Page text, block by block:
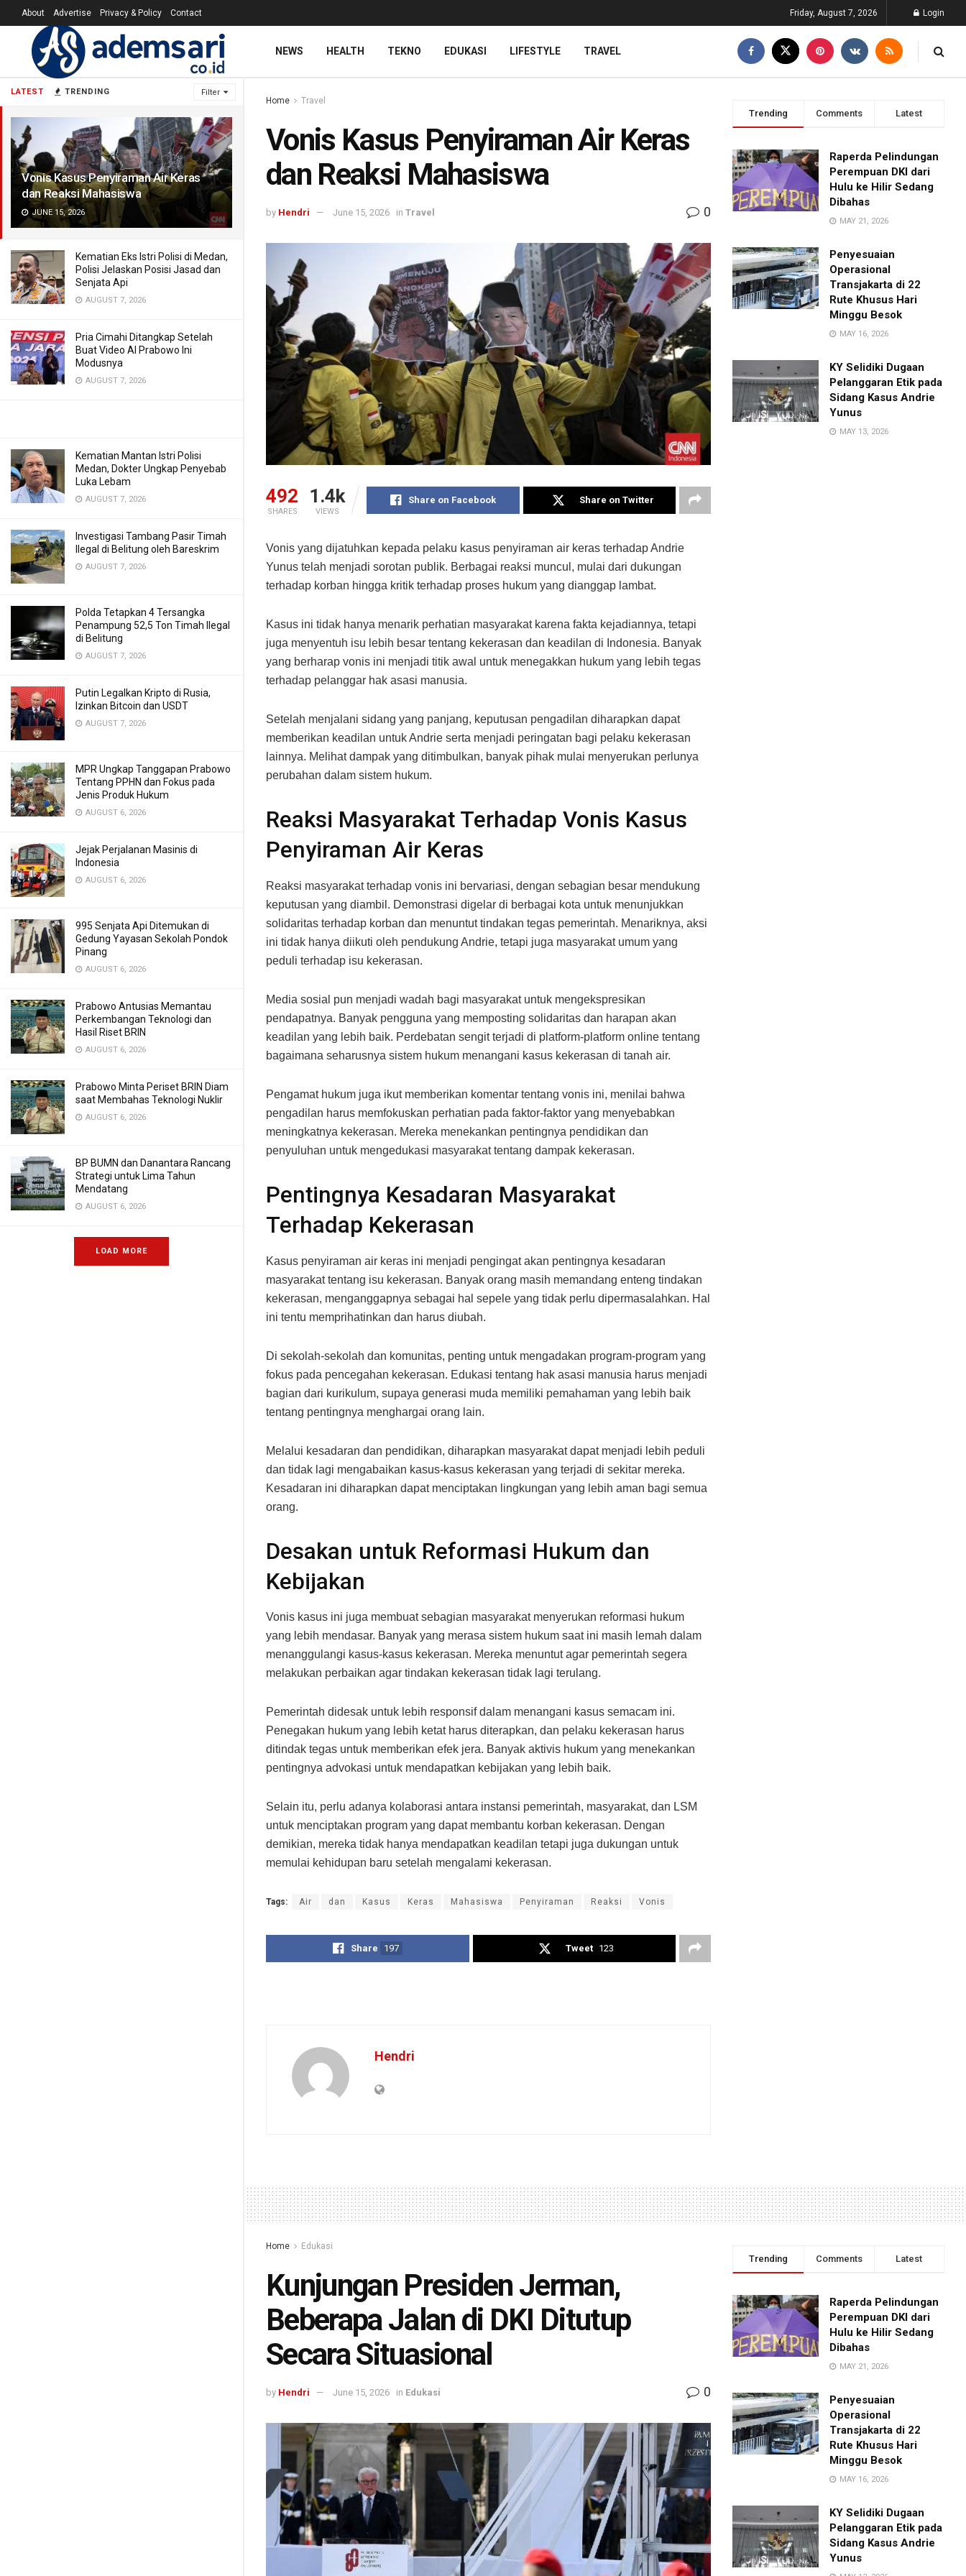
LATEST TRENDING Filter
Vonis Kasus Penyiraman Air Keras
dan Reaksi Mahasiswa
JUNE 15, 2026
Kematian Eks Istri Polisi di Medan,
Polisi Jelaskan Posisi Jasad dan
Senjata Api
AUGUST 7, 2026
Pria Cimahi Ditangkap Setelah
Buat Video AI Prabowo Ini
Modusnya
AUGUST 7, 2026
Kematian Mantan Istri Polisi
Medan, Dokter Ungkap Penyebab
Luka Lebam
AUGUST 7, 2026
Investigasi Tambang Pasir Timah
Ilegal di Belitung oleh Bareskrim
AUGUST 7, 2026
Polda Tetapkan 4 Tersangka
Penampung 52,5 Ton Timah Ilegal
di Belitung
AUGUST 7, 2026
Putin Legalkan Kripto di Rusia,
Izinkan Bitcoin dan USDT
AUGUST 7, 2026
MPR Ungkap Tanggapan Prabowo
Tentang PPHN dan Fokus pada
Jenis Produk Hukum
AUGUST 6, 2026
Jejak Perjalanan Masinis di
Indonesia
AUGUST 6, 2026
995 Senjata Api Ditemukan di
Gedung Yayasan Sekolah Pondok
Pinang
AUGUST 6, 2026
Prabowo Antusias Memantau
Perkembangan Teknologi dan
Hasil Riset BRIN
AUGUST 6, 2026
Prabowo Minta Periset BRIN Diam
saat Membahas Teknologi Nuklir
AUGUST 6, 2026
BP BUMN dan Danantara Rancang
Strategi untuk Lima Tahun
Mendatang
AUGUST 6, 2026
LOAD MORE
About Advertise Privacy & Policy Contact Friday, August 7, 2026 Login
NEWS HEALTH TEKNO EDUKASI LIFESTYLE TRAVEL
Home Travel
Vonis Kasus Penyiraman Air Keras
dan Reaksi Mahasiswa
by Hendri June 15, 2026 in Travel 0
492
SHARES
1.4k
VIEWS
Share on Facebook Share on Twitter
Vonis yang dijatuhkan kepada pelaku kasus penyiraman air keras terhadap Andrie
Yunus telah menjadi sorotan publik. Berbagai reaksi muncul, mulai dari dukungan
terhadap korban hingga kritik terhadap proses hukum yang dianggap lambat.
Kasus ini tidak hanya menarik perhatian masyarakat karena fakta kejadiannya, tetapi
juga menyentuh isu lebih besar tentang kekerasan dan keadilan di Indonesia. Banyak
yang berharap vonis ini menjadi titik awal untuk menegakkan hukum yang lebih tegas
terhadap pelanggar hak asasi manusia.
Setelah menjalani sidang yang panjang, keputusan pengadilan diharapkan dapat
memberikan keadilan untuk Andrie serta menjadi peringatan bagi pelaku kekerasan
lainnya. Melihat dampak yang ditimbulkan, banyak pihak mulai menyerukan perlunya
perubahan dalam sistem hukum.
Reaksi Masyarakat Terhadap Vonis Kasus
Penyiraman Air Keras
Reaksi masyarakat terhadap vonis ini bervariasi, dengan sebagian besar mendukung
keputusan yang diambil. Demonstrasi digelar di berbagai kota untuk menunjukkan
solidaritas terhadap korban dan menuntut tindakan tegas pemerintah. Menariknya, aksi
ini tidak hanya diikuti oleh pendukung Andrie, tetapi juga masyarakat umum yang
peduli terhadap isu kekerasan.
Media sosial pun menjadi wadah bagi masyarakat untuk mengekspresikan
pendapatnya. Banyak pengguna yang memposting solidaritas dan harapan akan
keadilan yang lebih baik. Perdebatan sengit terjadi di platform-platform online tentang
bagaimana seharusnya sistem hukum menangani kasus kekerasan di tanah air.
Pengamat hukum juga ikut memberikan komentar tentang vonis ini, menilai bahwa
pengadilan harus memfokuskan perhatian pada faktor-faktor yang menyebabkan
meningkatnya kekerasan. Mereka menekankan pentingnya pendidikan dan
penyuluhan untuk mengedukasi masyarakat tentang dampak kekerasan.
Pentingnya Kesadaran Masyarakat
Terhadap Kekerasan
Kasus penyiraman air keras ini menjadi pengingat akan pentingnya kesadaran
masyarakat tentang isu kekerasan. Banyak orang masih memandang enteng tindakan
kekerasan, menganggapnya sebagai hal sepele yang tidak perlu dipermasalahkan. Hal
ini tentu memprihatinkan dan harus diubah.
Di sekolah-sekolah dan komunitas, penting untuk mengadakan program-program yang
fokus pada pencegahan kekerasan. Edukasi tentang hak asasi manusia harus menjadi
bagian dari kurikulum, supaya generasi muda memiliki pemahaman yang lebih baik
tentang pentingnya menghargai orang lain.
Melalui kesadaran dan pendidikan, diharapkan masyarakat dapat menjadi lebih peduli
dan tidak lagi mengabaikan kasus-kasus kekerasan yang terjadi di sekitar mereka.
Kesadaran ini diharapkan dapat menciptakan lingkungan yang lebih aman bagi semua
orang.
Desakan untuk Reformasi Hukum dan
Kebijakan
Vonis kasus ini juga membuat sebagian masyarakat menyerukan reformasi hukum
yang lebih mendasar. Banyak yang merasa sistem hukum saat ini masih lemah dalam
menanggulangi kasus-kasus kekerasan. Mereka menuntut agar pemerintah segera
melakukan perbaikan agar tindakan kekerasan tidak lagi terulang.
Pemerintah didesak untuk lebih responsif dalam menangani kasus semacam ini.
Penegakan hukum yang lebih ketat harus diterapkan, dan pelaku kekerasan harus
ditindak tegas untuk memberikan efek jera. Banyak aktivis hukum yang menekankan
pentingnya advokasi untuk mendapatkan kebijakan yang lebih baik.
Selain itu, perlu adanya kolaborasi antara instansi pemerintah, masyarakat, dan LSM
untuk menciptakan program yang dapat membantu korban kekerasan. Dengan
demikian, mereka tidak hanya mendapatkan keadilan tetapi juga dukungan untuk
memulai kehidupan baru setelah mengalami kekerasan.
Tags: Air dan Kasus Keras Mahasiswa Penyiraman Reaksi Vonis
Share 197 Tweet 123
Hendri
Trending Comments Latest
Raperda Pelindungan
Perempuan DKI dari
Hulu ke Hilir Sedang
Dibahas
MAY 21, 2026
Penyesuaian
Operasional
Transjakarta di 22
Rute Khusus Hari
Minggu Besok
MAY 16, 2026
KY Selidiki Dugaan
Pelanggaran Etik pada
Sidang Kasus Andrie
Yunus
MAY 13, 2026
Home Edukasi
Kunjungan Presiden Jerman,
Beberapa Jalan di DKI Ditutup
Secara Situasional
by Hendri June 15, 2026 in Edukasi 0
Trending Comments Latest
Raperda Pelindungan
Perempuan DKI dari
Hulu ke Hilir Sedang
Dibahas
MAY 21, 2026
Penyesuaian
Operasional
Transjakarta di 22
Rute Khusus Hari
Minggu Besok
MAY 16, 2026
KY Selidiki Dugaan
Pelanggaran Etik pada
Sidang Kasus Andrie
Yunus